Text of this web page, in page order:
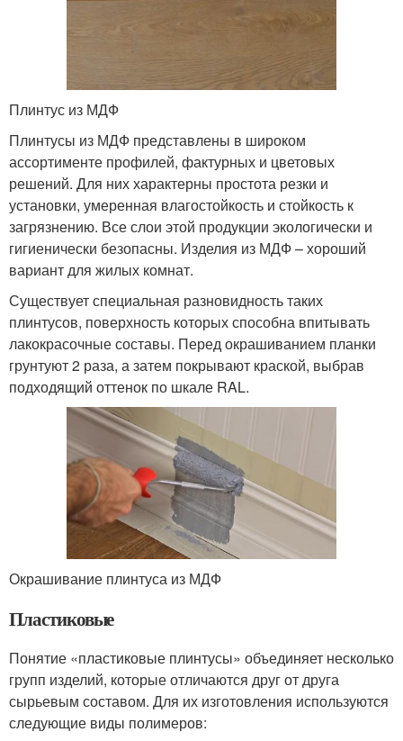
Плинтус из МДФ
Плинтусы из МДФ представлены в широком
ассортименте профилей, фактурных и цветовых
решений. Для них характерны простота резки и
установки, умеренная влагостойкость и стойкость к
загрязнению. Все слои этой продукции экологически и
гигиенически безопасны. Изделия из МДФ – хороший
вариант для жилых комнат.
Существует специальная разновидность таких
плинтусов, поверхность которых способна впитывать
лакокрасочные составы. Перед окрашиванием планки
грунтуют 2 раза, а затем покрывают краской, выбрав
подходящий оттенок по шкале RAL.
Окрашивание плинтуса из МДФ
Пластиковые
Понятие «пластиковые плинтусы» объединяет несколько
групп изделий, которые отличаются друг от друга
сырьевым составом. Для их изготовления используются
следующие виды полимеров: